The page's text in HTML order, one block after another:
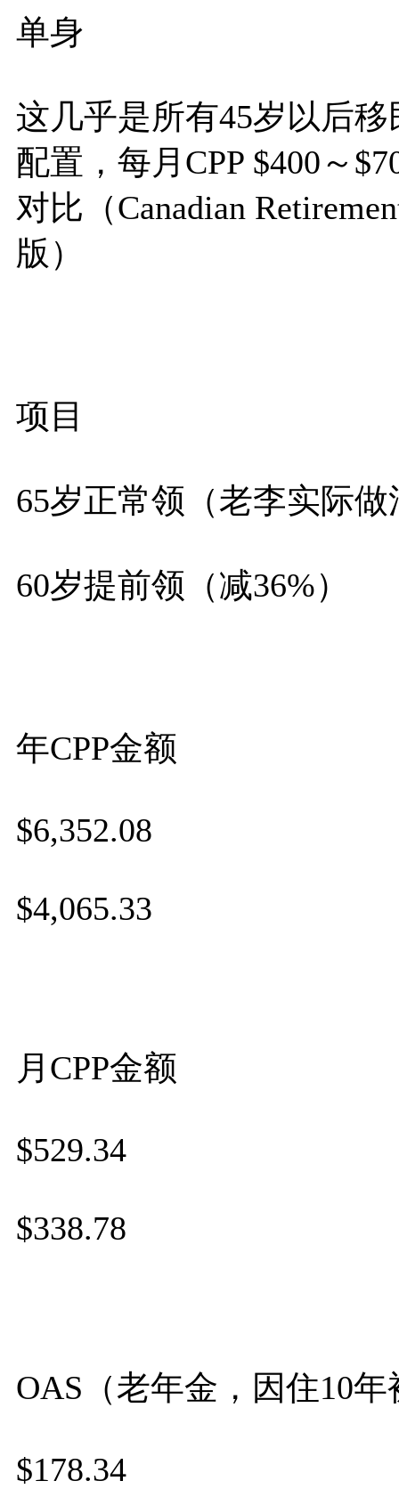
单身
这几乎是所有45岁以后
配置，每月CPP $400～
对比（Canadian
版）
项目
65岁正常领（老李实际做
60岁提前领（减36%）
年CPP金额
$6,352.08
$4,065.33
月CPP金额
$529.34
$338.78
OAS（老年金，因住10
$178.34